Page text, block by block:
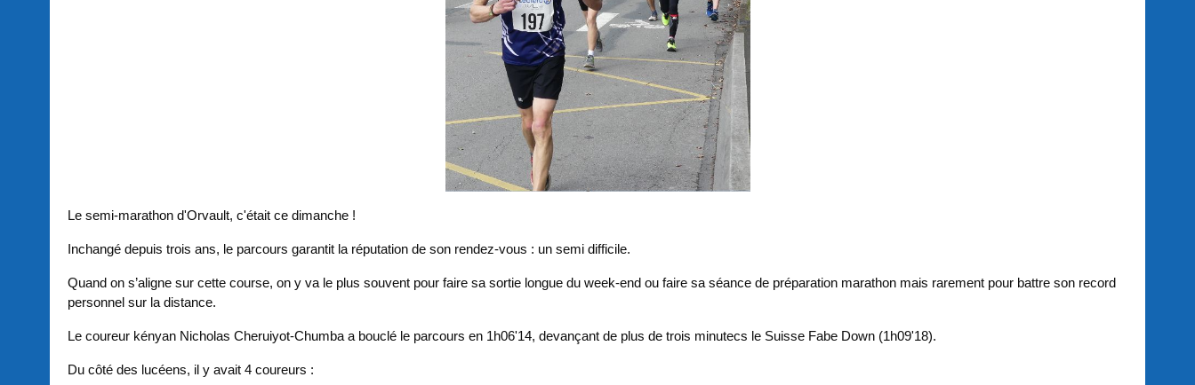
Le semi-marathon d'Orvault, c'était ce dimanche !
Inchangé depuis trois ans, le parcours garantit la réputation de son rendez-vous : un semi difficile.
Quand on s’aligne sur cette course, on y va le plus souvent pour faire sa sortie longue du week-end ou faire sa séance de préparation marathon mais rarement pour battre son record
personnel sur la distance.
Le coureur kényan Nicholas Cheruiyot-Chumba a bouclé le parcours en 1h06'14, devançant de plus de trois minutecs le Suisse Fabe Down (1h09'18).
Du côté des lucéens, il y avait 4 coureurs :